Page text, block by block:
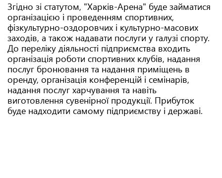
Згідно зі статутом, "Харків-Арена" буде займатися
організацією і проведенням спортивних,
фізкультурно-оздоровчих і культурно-масових
заходів, а також надавати послуги у галузі спорту.
До переліку діяльності підприємства входить
організація роботи спортивних клубів, надання
послуг бронювання та надання приміщень в
оренду, організація конференцій і семінарів,
надання послуг харчування та навіть
виготовлення сувенірної продукції. Прибуток
буде надходити самому підприємству і державі.